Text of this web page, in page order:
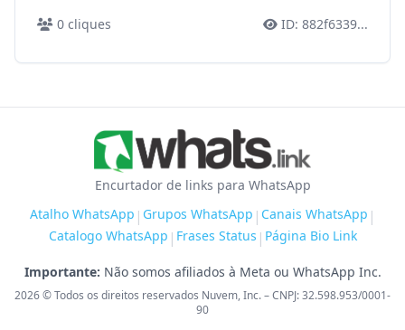
0 cliques ID: 882f6339...
Encurtador de links para WhatsApp
Atalho WhatsApp | Grupos WhatsApp | Canais WhatsApp |
Catalogo WhatsApp | Frases Status | Página Bio Link
Importante: Não somos afiliados à Meta ou WhatsApp Inc.
2026© Todos os direitos reservados Nuvem, Inc. – CNPJ: 32.598.953/0001-
90